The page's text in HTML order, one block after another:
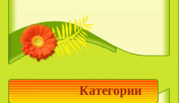
Категории